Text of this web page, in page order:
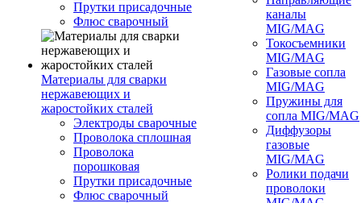
Прутки присадочные
Флюс сварочный
Материалы для сварки
нержавеющих и
жаростойких сталей
Электроды сварочные
Проволока сплошная
Проволока
порошковая
Прутки присадочные
Флюс сварочный
каналы
MIG/MAG
Токосъемники
MIG/MAG
Газовые сопла
MIG/MAG
Пружины для
сопла MIG/MAG
Диффузоры
газовые
MIG/MAG
Ролики подачи
проволоки